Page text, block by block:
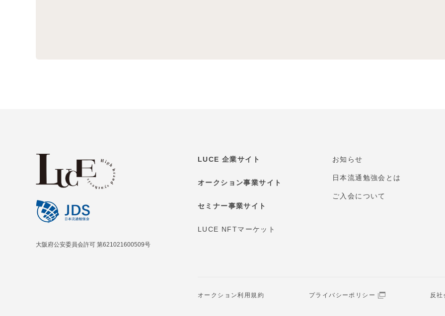
大阪府公安委員会許可 第621021600509号
LUCE 企業サイト
オークション事業サイト
セミナー事業サイト
LUCE NFTマーケット
お知らせ
日本流通勉強会とは
ご入会について
オークション利用規約 プライバシーポリシー 反社